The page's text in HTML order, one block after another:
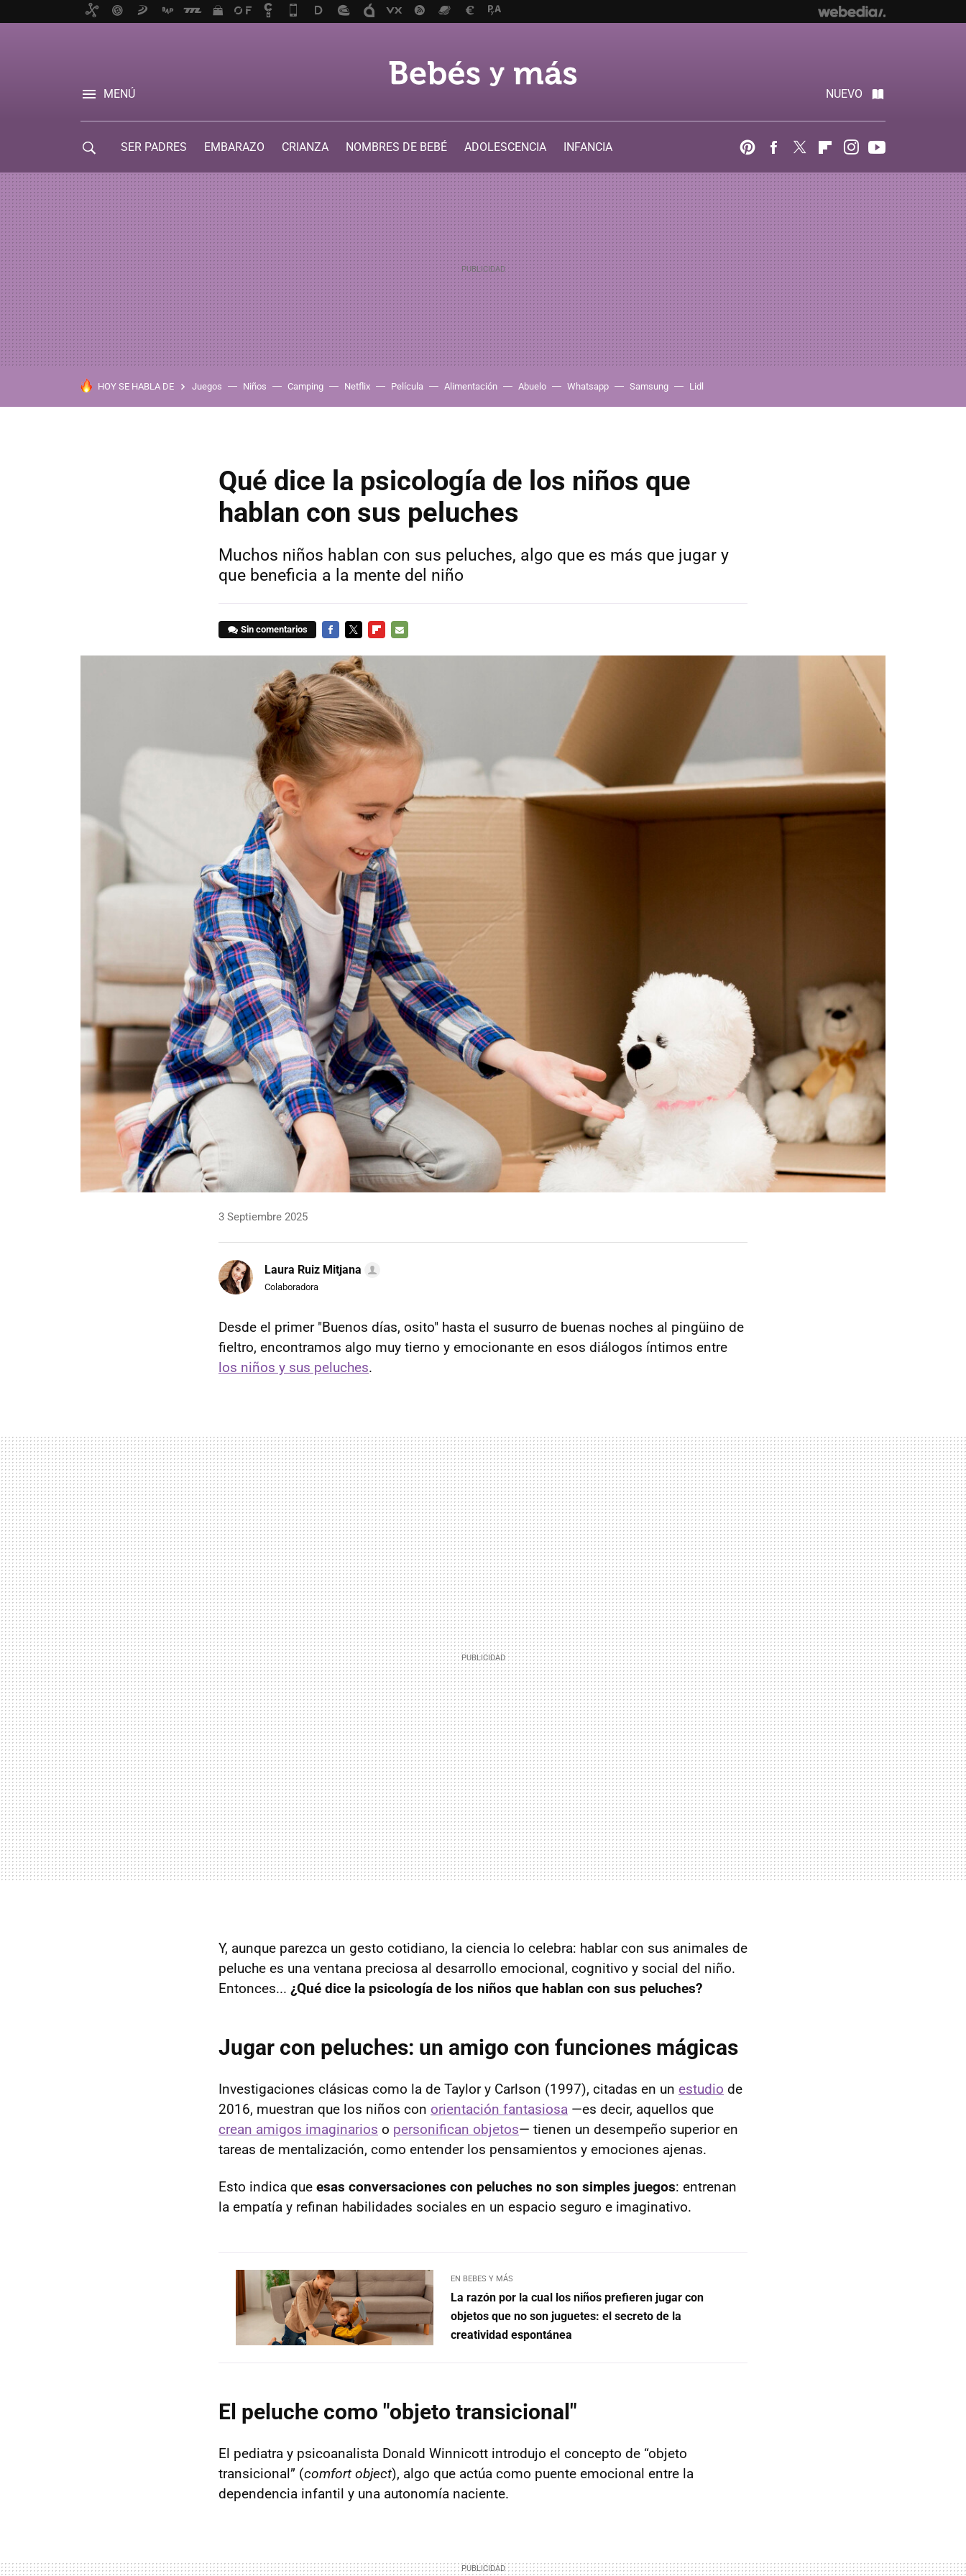
MENÚ NUEVO
SER PADRES EMBARAZO CRIANZA NOMBRES DE BEBÉ ADOLESCENCIA
INFANCIA
PinterestFacebook
Twitter FlipboardInstagram
HOY SE HABLA DE Juegos Niños Camping Netflix Película Alimentación Abuelo Whatsapp Samsung Lidl
Qué dice la psicología de los niños que
hablan con sus peluches
Muchos niños hablan con sus peluches, algo que es más que jugar y
que beneficia a la mente del niño
Sin comentarios
3 Septiembre 2025
Laura Ruiz Mitjana
Colaboradora
Desde el primer "Buenos días, osito" hasta el susurro de buenas noches al pingüino de
fieltro, encontramos algo muy tierno y emocionante en esos diálogos íntimos entre
los niños y sus peluches.
Y, aunque parezca un gesto cotidiano, la ciencia lo celebra: hablar con sus animales de
peluche es una ventana preciosa al desarrollo emocional, cognitivo y social del niño.
Entonces... ¿Qué dice la psicología de los niños que hablan con sus peluches?
Jugar con peluches: un amigo con funciones mágicas
Investigaciones clásicas como la de Taylor y Carlson (1997), citadas en un estudio de
2016, muestran que los niños con orientación fantasiosa —es decir, aquellos que
crean amigos imaginarios o personifican objetos— tienen un desempeño superior en
tareas de mentalización, como entender los pensamientos y emociones ajenas.
Esto indica que esas conversaciones con peluches no son simples juegos: entrenan
la empatía y refinan habilidades sociales en un espacio seguro e imaginativo.
EN BEBES Y MÁS
La razón por la cual los niños prefieren jugar con
objetos que no son juguetes: el secreto de la
creatividad espontánea
El peluche como "objeto transicional"
El pediatra y psicoanalista Donald Winnicott introdujo el concepto de “objeto
transicional” (comfort object), algo que actúa como puente emocional entre la
dependencia infantil y una autonomía naciente.